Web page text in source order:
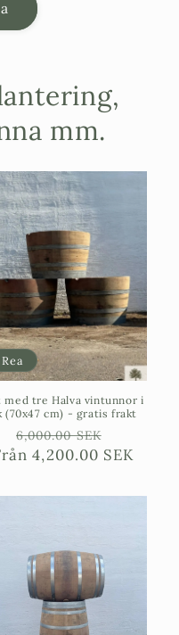
mm.
Rea
med tre Halva vintunnor i
(70x47 cm) - gratis frakt
Ordinarie
pris
6,000.00 SEK
4,200.00 SEK